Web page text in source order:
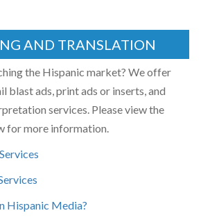
AND TRANSLATION
the Hispanic market? We offer
blast ads, print ads or inserts, and
services. Please view the
for more information.
Hispanic Media?